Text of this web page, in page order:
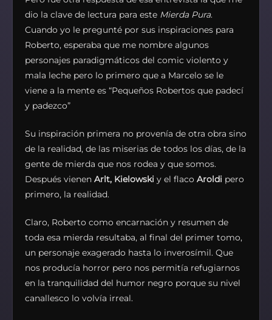
dio la clave de lectura para este Mierda Pura.
Cuando yo le pregunté por sus inspiraciones para
Roberto, esperaba que me nombre algunos
personajes paradigmáticos del comic violento y
mala leche pero lo primero que a Marcelo se le
viene a la mente es “Pequeños Robertos que padecí
y padezco”
Su inspiración primera no provenía de otra obra sino
de la realidad, de las miserias de todos los días, de la
gente de mierda que nos rodea y que somos.
Después vienen Arlt, Kielowski y el flaco Aroldi pero
primero, la realidad.
Claro, Roberto como encarnación y resumen de
toda esa mierda resultaba, al final del primer tomo,
un personaje exagerado hasta lo inverosímil. Que
nos producía horror pero nos permitía refugiarnos
en la tranquilidad del humor negro porque su nivel
canallesco lo volvía irreal.